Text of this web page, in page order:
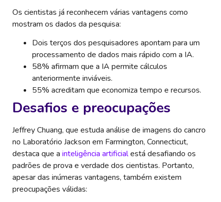
Os cientistas já reconhecem várias vantagens como
mostram os dados da pesquisa:
Dois terços dos pesquisadores apontam para um
processamento de dados mais rápido com a IA.
58% afirmam que a IA permite cálculos
anteriormente inviáveis.
55% acreditam que economiza tempo e recursos.
Desafios e preocupações
Jeffrey Chuang, que estuda análise de imagens do cancro
no Laboratório Jackson em Farmington, Connecticut,
destaca que a inteligência artificialestá desafiando os
padrões de prova e verdade dos cientistas. Portanto,
apesar das inúmeras vantagens, também existem
preocupações válidas: